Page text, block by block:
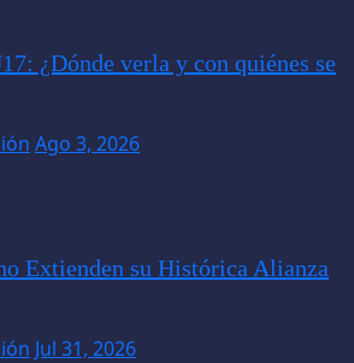
¿Dónde verla y con quiénes se
Ago 3, 2026
Extienden su Histórica Alianza
Jul 31, 2026